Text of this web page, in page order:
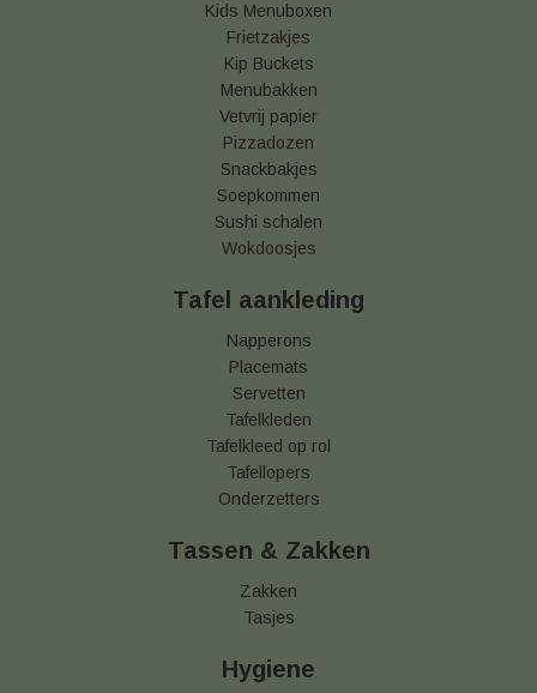
Kids Menuboxen
Frietzakjes
Kip Buckets
Menubakken
Vetvrij papier
Pizzadozen
Snackbakjes
Soepkommen
Sushi schalen
Wokdoosjes
Tafel aankleding
Napperons
Placemats
Servetten
Tafelkleden
Tafelkleed op rol
Tafellopers
Onderzetters
Tassen & Zakken
Zakken
Tasjes
Hygiene